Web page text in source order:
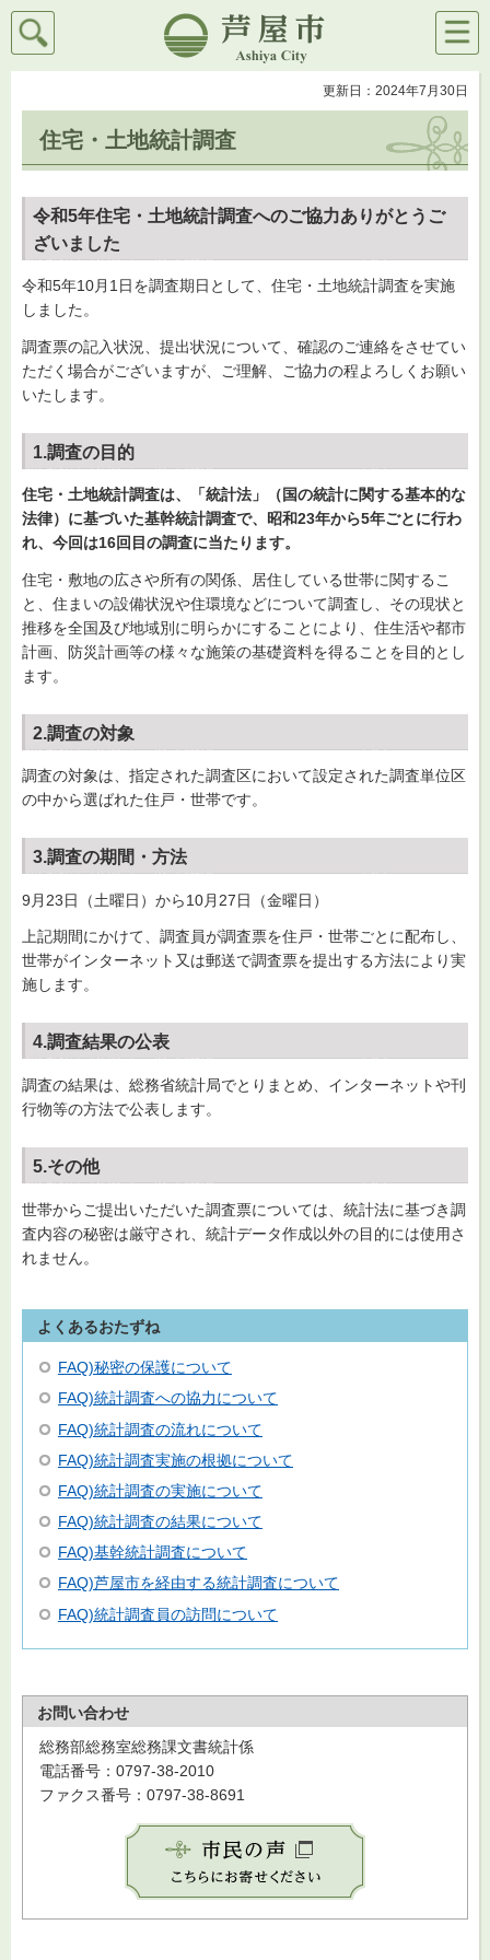
芦屋市
検索
メニ
ュー
更新日：2024年7月30日
住宅・土地統計調査
令和5年住宅・土地統計調査へのご協力ありがとうご
ざいました
令和5年10月1日を調査期日として、住宅・土地統計調査を実施
しました。
調査票の記入状況、提出状況について、確認のご連絡をさせてい
ただく場合がございますが、ご理解、ご協力の程よろしくお願い
いたします。
1.調査の目的
住宅・土地統計調査は、「統計法」（国の統計に関する基本的な
法律）に基づいた基幹統計調査で、昭和23年から5年ごとに行わ
れ、今回は16回目の調査に当たります。
住宅・敷地の広さや所有の関係、居住している世帯に関するこ
と、住まいの設備状況や住環境などについて調査し、その現状と
推移を全国及び地域別に明らかにすることにより、住生活や都市
計画、防災計画等の様々な施策の基礎資料を得ることを目的とし
ます。
2.調査の対象
調査の対象は、指定された調査区において設定された調査単位区
の中から選ばれた住戸・世帯です。
3.調査の期間・方法
9月23日（土曜日）から10月27日（金曜日）
上記期間にかけて、調査員が調査票を住戸・世帯ごとに配布し、
世帯がインターネット又は郵送で調査票を提出する方法により実
施します。
4.調査結果の公表
調査の結果は、総務省統計局でとりまとめ、インターネットや刊
行物等の方法で公表します。
5.その他
世帯からご提出いただいた調査票については、統計法に基づき調
査内容の秘密は厳守され、統計データ作成以外の目的には使用さ
れません。
よくあるおたずね
FAQ)秘密の保護について
FAQ)統計調査への協力について
FAQ)統計調査の流れについて
FAQ)統計調査実施の根拠について
FAQ)統計調査の実施について
FAQ)統計調査の結果について
FAQ)基幹統計調査について
FAQ)芦屋市を経由する統計調査について
FAQ)統計調査員の訪問について
お問い合わせ
総務部総務室総務課文書統計係
電話番号：0797-38-2010
ファクス番号：0797-38-8691